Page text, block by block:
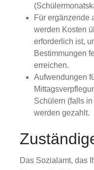
Für ergänzende
werden Kosten
erforderlich ist,
Bestimmungen
erreichen.
Aufwendungen
Schülern (falls
werden gezahlt.
Das Sozialamt, das